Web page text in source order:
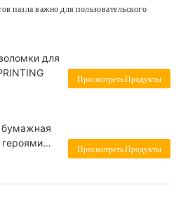
для
Просмотреть Продукты
бумажная
Просмотреть Продукты